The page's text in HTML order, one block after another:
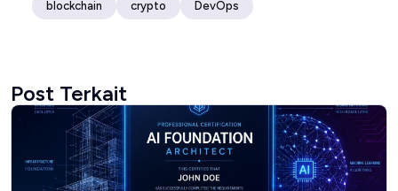
blockchain crypto DevOps
Post Terkait